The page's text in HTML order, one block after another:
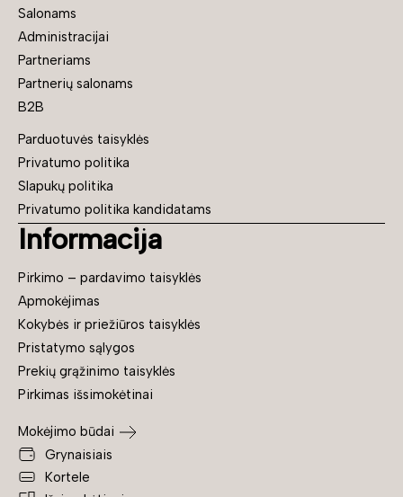
Salonams
Administracijai
Partneriams
Partnerių salonams
B2B
Parduotuvės taisyklės
Privatumo politika
Slapukų politika
Privatumo politika kandidatams
Informacija
Pirkimo – pardavimo taisyklės
Apmokėjimas
Kokybės ir priežiūros taisyklės
Pristatymo sąlygos
Prekių grąžinimo taisyklės
Pirkimas išsimokėtinai
Mokėjimo būdai
Grynaisiais
Kortele